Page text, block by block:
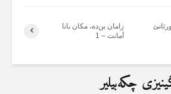
زامان بن‌دە، مکان بانا
أمانت – 1
چکەبیلیر